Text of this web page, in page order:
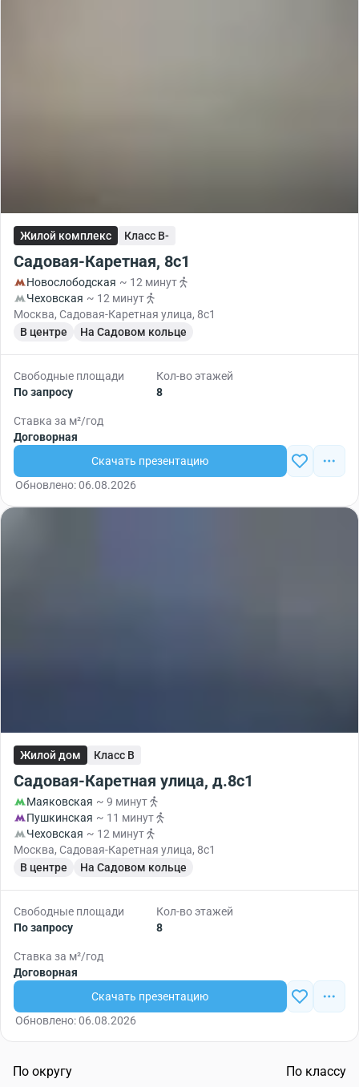
Жилой комплекс Класс B-
Садовая-Каретная, 8с1
Новослободская ~ 12 минут
Чеховская ~ 12 минут
Москва, Садовая-Каретная улица, 8с1
В центре
На Садовом кольце
Свободные площади
По запросу
Кол-во этажей
8
Ставка за м²/год
Договорная
Скачать презентацию
Обновлено: 06.08.2026
Жилой дом Класс B
Садовая-Каретная улица, д.8с1
Маяковская ~ 9 минут
Пушкинская ~ 11 минут
Чеховская ~ 12 минут
Москва, Садовая-Каретная улица, 8с1
В центре
На Садовом кольце
Свободные площади
По запросу
Кол-во этажей
8
Ставка за м²/год
Договорная
Скачать презентацию
Обновлено: 06.08.2026
По округу
По классу